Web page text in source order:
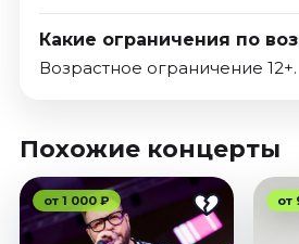
Какие ограничения по
Возрастное ограничение 12+.
Похожие концерты
от 1 000 ₽ от